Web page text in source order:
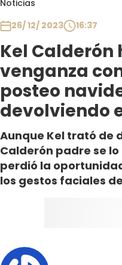
Noticias
26/ 12/ 2023
16:37
Kel Calderón
venganza
posteo
devolviendo
Aunque Kel trató de
Calderón padre se
perdió la
los gestos faciales
Club De La Comedia
Contigo en Directo
Plan Perfecto
El Tiempo
Sabingo
Todos Los